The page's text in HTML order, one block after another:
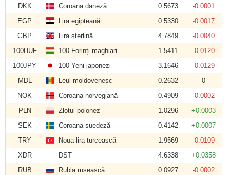
DKK
Coroana daneză 0.5673
-0.0001
EGP
Lira egipteană 0.5330
-0.0017
GBP
Lira sterlină 4.7849
-0.0040
100HUF
100 Forinți maghiari 1.5411
-0.0120
100JPY
100 Yeni japonezi 3.1646
-0.0129
MDL
Leul moldovenesc 0.2632
0
NOK
Coroana norvegiană 0.4909
-0.0002
PLN
Zlotul polonez 1.0296
+0.0003
SEK
Coroana suedeză 0.4142
+0.0007
TRY
Noua lira turcească 1.9569
-0.0109
XDR
DST 4.6338
+0.0358
RUB
Rubla rusească 0.0927
-0.0002